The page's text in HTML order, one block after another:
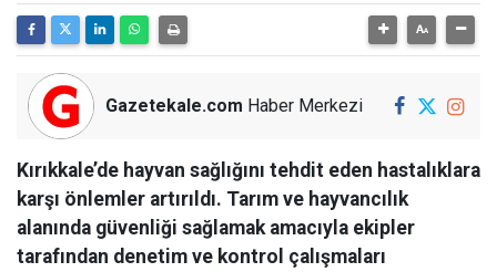
Gazetekale.com Haber Merkezi
Kırıkkale’de hayvan sağlığını tehdit eden hastalıklara
karşı önlemler artırıldı. Tarım ve hayvancılık
alanında güvenliği sağlamak amacıyla ekipler
tarafından denetim ve kontrol çalışmaları